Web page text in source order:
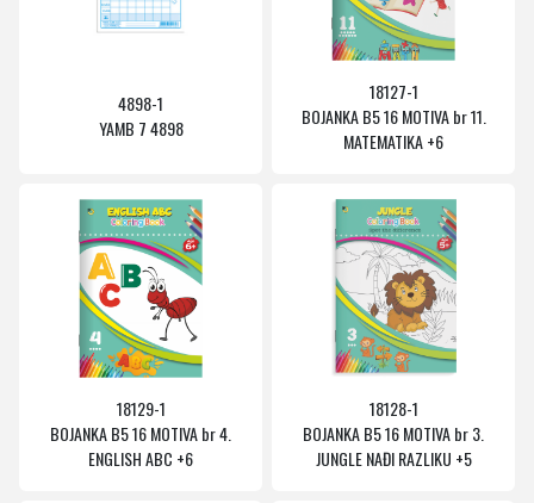
4898-1
YAMB 7 4898
18127-1
BOJANKA B5 16 MOTIVA br 11.
MATEMATIKA +6
18129-1
BOJANKA B5 16 MOTIVA br 4.
ENGLISH ABC +6
18128-1
BOJANKA B5 16 MOTIVA br 3.
JUNGLE NAĐI RAZLIKU +5